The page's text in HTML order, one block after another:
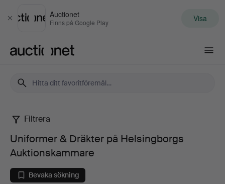
Stäng
Auctionet
Finns på Google Play Visa
Uniformer
Dräkter
Filtrera
Uniformer & Dräkter på Helsingborgs
Auktionskammare
Bevaka sökning